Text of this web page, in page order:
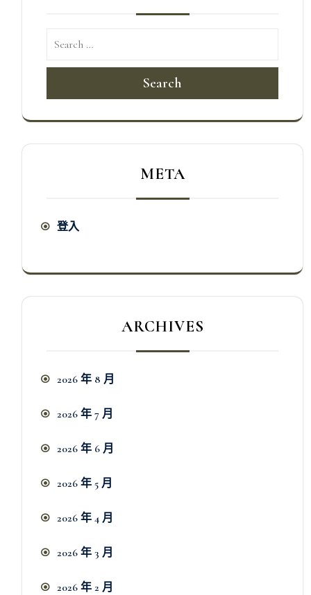
Search
META
登入
ARCHIVES
2026 年 8 月
2026 年 7 月
2026 年 6 月
2026 年 5 月
2026 年 4 月
2026 年 3 月
2026 年 2 月